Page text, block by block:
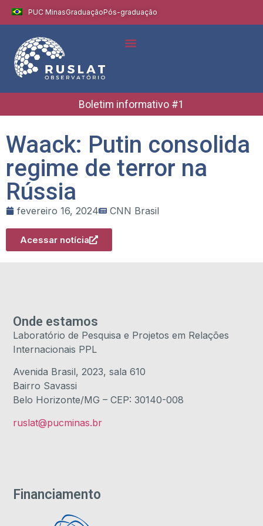
PUC MinasGraduaçãoPós-graduação
Boletim informativo #1
Waack: Putin consolida
regime de terror na
Rússia
fevereiro 16, 2024 CNN Brasil
Acessar notícia
Financiamento
Onde estamos
Laboratório de Pesquisa e Projetos em Relações
Internacionais PPL
Avenida Brasil, 2023, sala 610
Bairro Savassi
Belo Horizonte/MG – CEP: 30140-008
ruslat@pucminas.br